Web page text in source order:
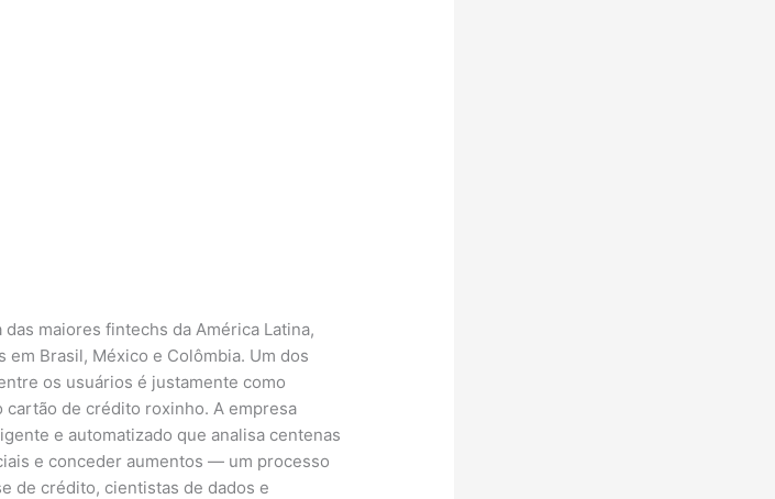
maiores fintechs da América Latina,
Brasil, México e Colômbia. Um dos
os usuários é justamente como
de crédito roxinho. A empresa
e automatizado que analisa centenas
e conceder aumentos — um processo
de crédito, cientistas de dados e